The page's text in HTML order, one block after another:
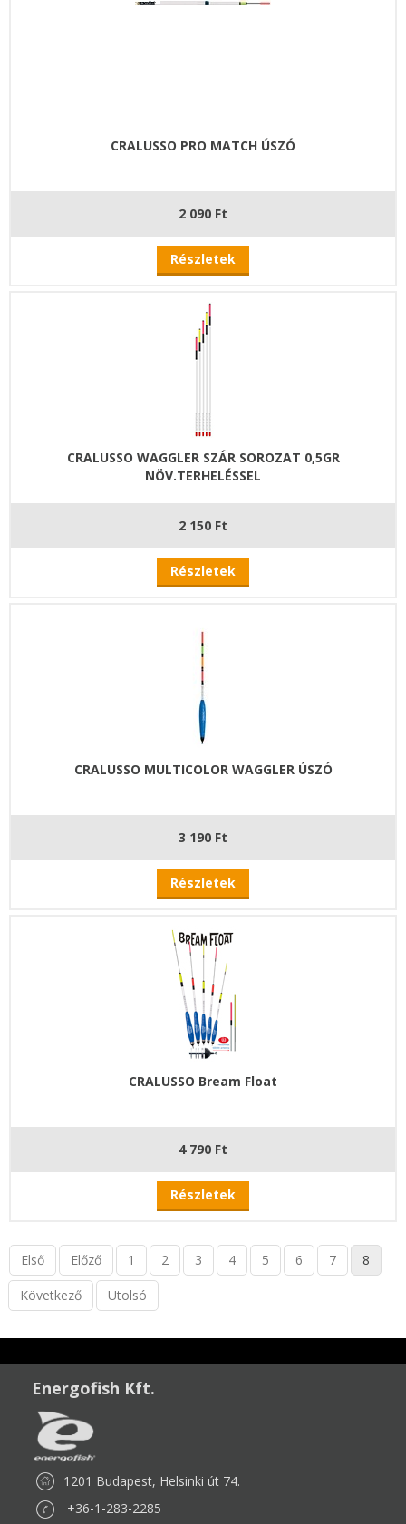
CRALUSSO PRO MATCH ÚSZÓ
2 090 Ft
Részletek
CRALUSSO WAGGLER SZÁR SOROZAT 0,5GR
NÖV.TERHELÉSSEL
2 150 Ft
Részletek
CRALUSSO MULTICOLOR WAGGLER ÚSZÓ
3 190 Ft
Részletek
CRALUSSO Bream Float
4 790 Ft
Részletek
Első Előző 1 2 3 4 5 6 7 8
Következő Utolsó
Energofish Kft.
1201 Budapest, Helsinki út 74.
+36-1-283-2285